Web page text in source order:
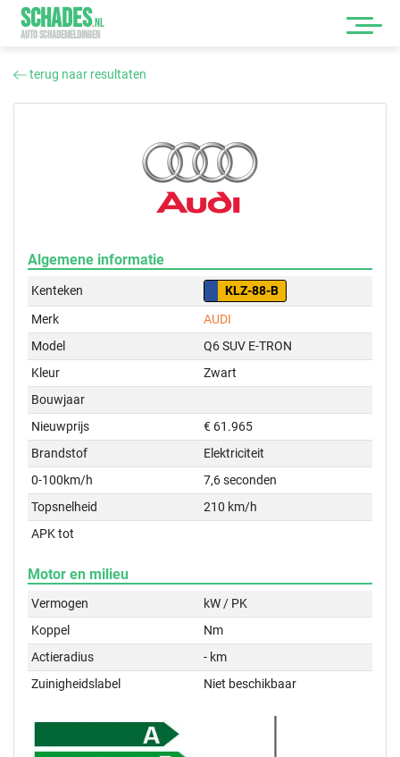
SCHADES.NL
AUTO SCHADEMELDINGEN
terug naar resultaten
Algemene informatie
Kenteken
KLZ-88-B
Merk
AUDI
Model
Q6 SUV E-TRON
Kleur
Zwart
Bouwjaar
Nieuwprijs
€ 61.965
Brandstof
Elektriciteit
0-100km/h
7,6 seconden
Topsnelheid
210 km/h
APK tot
Motor en milieu
Vermogen
kW / PK
Koppel
Nm
Actieradius
- km
Zuinigheidslabel
Niet beschikbaar